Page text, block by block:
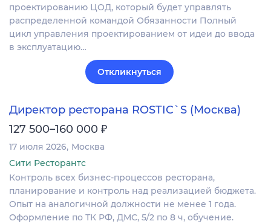
проектированию ЦОД, который будет управлять
распределенной командой Обязанности Полный
цикл управления проектированием от идеи до ввода
в эксплуатацию…
Откликнуться
Директор ресторана ROSTIC`S (Москва)
127 500–160 000 ₽
17 июля 2026 Москва
Сити Ресторантс
Контроль всех бизнес-процессов ресторана,
планирование и контроль над реализацией бюджета.
Опыт на аналогичной должности не менее 1 года.
Оформление по ТК РФ, ДМС, 5/2 по 8 ч, обучение.